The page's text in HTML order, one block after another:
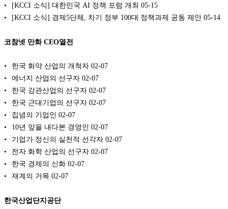
[KCCI 소식] 대한민국 AI 정책 포럼 개최 05-15
[KCCI 소식] 경제5단체, 차기 정부 100대 정책과제 공동 제안 05-14
코참넷 만화 CEO열전
한국 화약 산업의 개척자 02-07
에너지 산업의 선구자 02-07
한국 강관산업의 선구자 02-07
한국 근대기업의 선구자 02-07
집념의 기업인 02-07
10년 앞을 내다본 경영인 02-07
기업가 정신의 실천적 선각자 02-07
전자 화학 산업의 선구자 02-07
한국 경제의 신화 02-07
재계의 거목 02-07
한국산업단지공단